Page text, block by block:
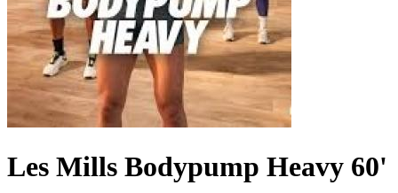
Les Mills Bodypump Heavy 60'